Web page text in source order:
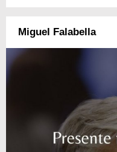
Miguel Falabella